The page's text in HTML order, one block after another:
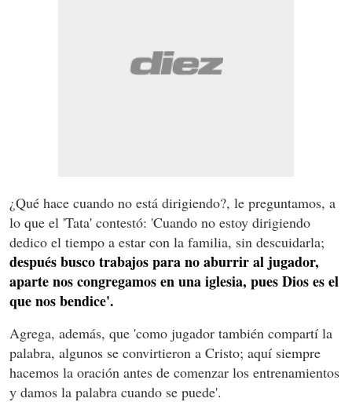
¿Qué hace cuando no está dirigiendo?, le preguntamos, a
lo que el 'Tata' contestó: 'Cuando no estoy dirigiendo
dedico el tiempo a estar con la familia, sin descuidarla;
después busco trabajos para no aburrir al jugador,
aparte nos congregamos en una iglesia, pues Dios es el
que nos bendice'.
Agrega, además, que 'como jugador también compartí la
palabra, algunos se convirtieron a Cristo; aquí siempre
hacemos la oración antes de comenzar los entrenamientos
y damos la palabra cuando se puede'.